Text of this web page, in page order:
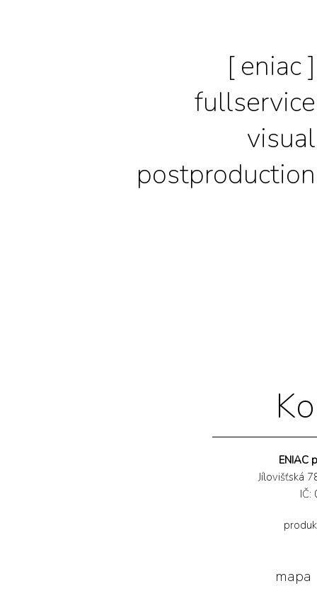
[ eniac ]
fullservice
visual
postproduction
ENIAC
Jílovišťská
IČ:
mapa